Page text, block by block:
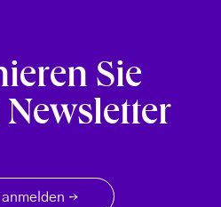
Sie
→